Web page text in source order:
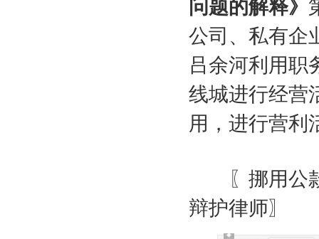
问题的解释》
公司、私有企
吕余河利用职
线城进行经营
用，进行营利
〖挪用公款,
辩护律师〗